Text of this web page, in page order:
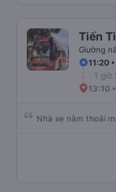
Tiến
Giường
11:20
1 giờ
13:10
Nhà xe nằm thoải